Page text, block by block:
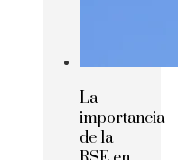
La
importancia
de la